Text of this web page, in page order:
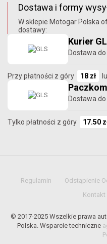
Dostawa i formy
W sklepie Motogar Polska
dostawy:
Kurier
Dostawa
Przy płatności z góry 18 zł
Dostawa
Tylko płatności z góry 17.50
Regulamin Odstąpienie
Kontakt
© 2017-2025 Wszelkie prawa
Polska. Wsparcie techniczne